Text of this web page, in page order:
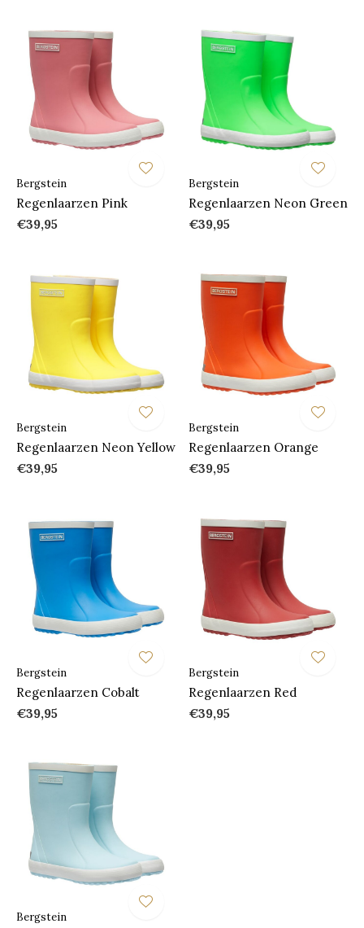
Bergstein
Regenlaarzen Pink
€39,95
Bergstein
Regenlaarzen Neon Green
€39,95
Bergstein
Regenlaarzen Neon Yellow
€39,95
Bergstein
Regenlaarzen Orange
€39,95
Bergstein
Regenlaarzen Cobalt
€39,95
Bergstein
Regenlaarzen Red
€39,95
Bergstein